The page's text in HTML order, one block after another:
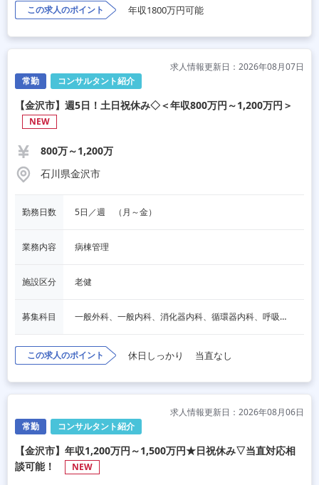
この求人のポイント 年収1800万円可能
常勤 コンサルタント紹介
求人情報更新日：2026年08月07日
【金沢市】週5日！土日祝休み◇＜年収800万円～1,200万円＞
NEW
800万～1,200万
石川県金沢市
勤務日数 5日／週　（月～金）
業務内容 病棟管理
施設区分 老健
募集科目 一般外科、一般内科、消化器内科、循環器内科、呼吸器内科、血液内科、脳神経内科、内分泌内科、老人内科、消化器外科、その他
この求人のポイント 休日しっかり 当直なし
常勤 コンサルタント紹介
求人情報更新日：2026年08月06日
【金沢市】年収1,200万円～1,500万円★日祝休み▽当直対応相
談可能！
NEW